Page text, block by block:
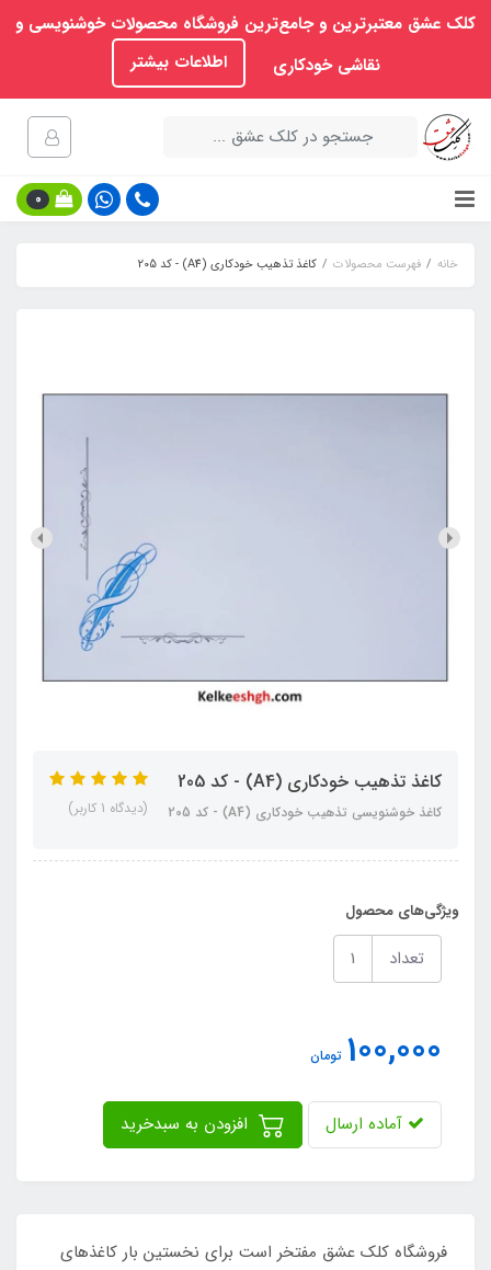
کلک عشق معتبرترین و جامع‌ترین فروشگاه محصولات خوشنویسی و
نقاشی خودکاری
اطلاعات بیشتر
0
خانه فهرست محصولات کاغذ تذهیب خودکاری (A4) - کد 205
کاغذ تذهیب خودکاری (A4) - کد 205
کاغذ خوشنویسی تذهیب خودکاری (A4) - کد 205 (دیدگاه 1 کاربر)
ویژگی‌های محصول
تعداد
100,000 تومان
آماده ارسال
فروشگاه کلک عشق مفتخر است برای نخستین بار کاغذهای